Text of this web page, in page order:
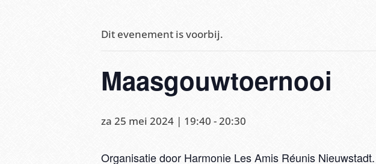
Dit evenement is voorbij.
Maasgouwtoernooi
za 25 mei 2024 | 19:40 -20:30
Organisatie door Harmonie Les Amis Réunis